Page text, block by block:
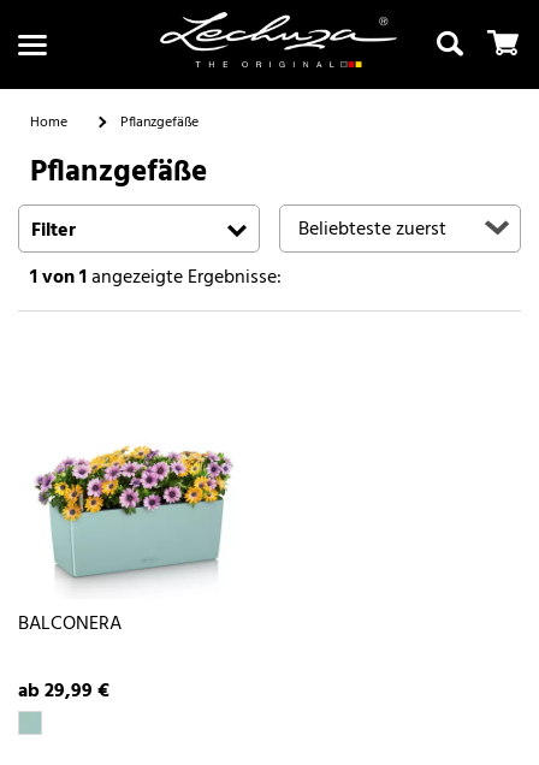
Suchen
Home Pflanzgefäße
Pflanzgefäße
Filter
1von 1angezeigte Ergebnisse:
BALCONERA
ab 29,99 €